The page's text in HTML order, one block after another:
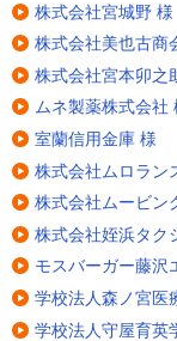
株式会社宮城野 様
株式会社美也古商
株式会社宮本卯之
ムネ製薬株式会社
室蘭信用金庫 様
株式会社ムロラン
株式会社ムービン
株式会社姪浜タク
モスバーガー藤沢
学校法人森ノ宮医
学校法人守屋育英